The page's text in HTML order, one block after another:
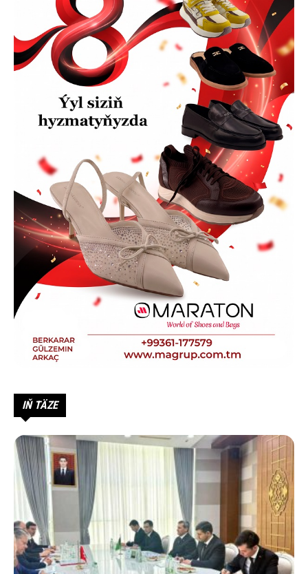
IŇ TÄZE